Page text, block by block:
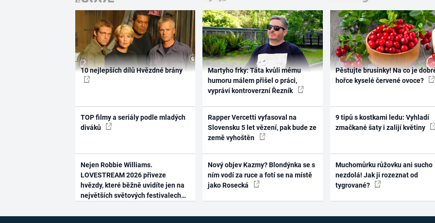
10 nejlepších dílů Hvězdné brány
TOP filmy a seriály podle mladých
diváků
Nejen Robbie Williams.
LOVESTREAM 2026 přiveze
hvězdy, které běžně uvidíte jen na
největších světových festivalech
Martyho frky: Táta kvůli mému
humoru málem přišel o práci,
vypráví kontroverzní Řezník
Rapper Vercetti vyfasoval na
Slovensku 5 let vězení, pak bude ze
země vyhoštěn
Nový objev Kazmy? Blondýnka se s
ním vodí za ruce a fotí se na místě
jako Rosecká
Pěstujte brusinky! Na co je
hořce kyselé červené ovoce?
9 tipů s kostkami ledu: Vyhladí
zmačkané šaty i zalijí květiny
Muchomůrku růžovku ani sucho
nezdolá! Jak ji rozeznat od
tygrované?